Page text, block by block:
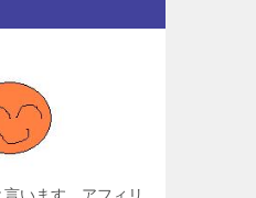
います。アフィリ